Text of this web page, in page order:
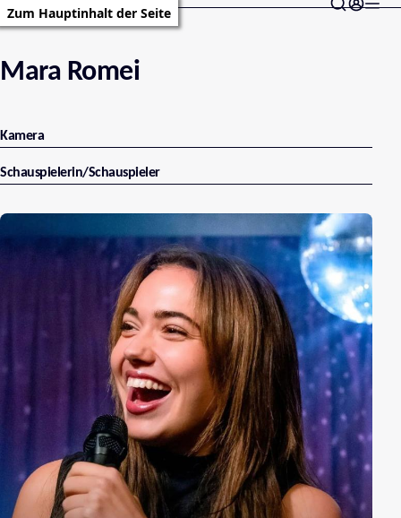
Zum Hauptinhalt der Seite
Mara Romei
Kamera
Schauspielerin/Schauspieler